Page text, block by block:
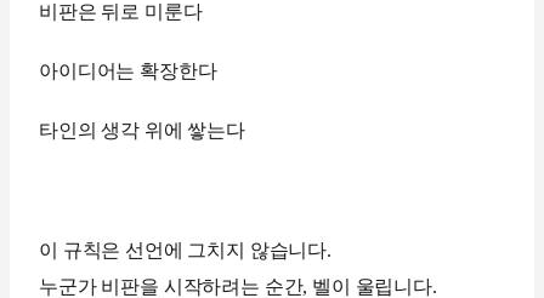
비판은 뒤로 미룬다
아이디어는 확장한다
타인의 생각 위에 쌓는다
이 규칙은 선언에 그치지 않습니다.
누군가 비판을 시작하려는 순간, 벨이 울립니다.